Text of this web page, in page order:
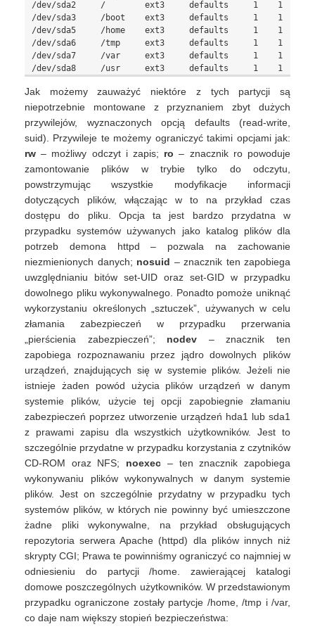
/dev/sda2     /        ext3     defaults     1    1
/dev/sda3     /boot    ext3     defaults     1    1
/dev/sda5     /home    ext3     defaults     1    1
/dev/sda6     /tmp     ext3     defaults     1    1
/dev/sda7     /var     ext3     defaults     1    1
Jak możemy zauważyć niektóre z tych partycji są
niepotrzebnie montowane z przyznaniem zbyt dużych
przywilejów, wyznaczonych opcją defaults (read-write,
suid). Przywileje te możemy ograniczyć takimi opcjami jak:
rw – możliwy odczyt i zapis; ro – znacznik ro powoduje
zamontowanie plików w trybie tylko do odczytu,
powstrzymując wszystkie modyfikacje informacji
dotyczących plików, włączając w to na przykład czas
dostępu do pliku. Opcja ta jest bardzo przydatna w
przypadku systemów używanych jako katalog plików dla
potrzeb demona httpd – pozwala na zachowanie
niezmienionych danych; nosuid – znacznik ten zapobiega
uwzględnianiu bitów set-UID oraz set-GID w przypadku
dowolnego pliku wykonywalnego. Ponadto pomoże uniknąć
wykorzystaniu określonych „sztuczek”, używanych w celu
złamania zabezpieczeń w przypadku przerwania
„pierścienia zabezpieczeń”; nodev – znacznik ten
zapobiega rozpoznawaniu przez jądro dowolnych plików
urządzeń, znajdujących się w systemie plików. Jeżeli nie
istnieje żaden powód użycia plików urządzeń w danym
systemie plików, użycie tej opcji zapobiegnie złamaniu
zabezpieczeń poprzez utworzenie urządzeń hda1 lub sda1
z prawami zapisu dla wszystkich użytkowników. Jest to
szczególnie przydatne w przypadku korzystania z czytników
CD-ROM oraz NFS; noexec – ten znacznik zapobiega
wykonywaniu plików wykonywalnych w danym systemie
plików. Jest on szczególnie przydatny w przypadku tych
systemów plików, w których nie powinny być umieszczone
żadne pliki wykonywalne, na przykład obsługujących
repozytoria serwera Apache (httpd) dla plików innych niż
skrypty CGI; Prawa te powinniśmy ograniczyć co najmniej w
odniesieniu do partycji /home. zawierającej katalogi
domowe poszczególnych użytkowników. W przedstawionym
przypadku ograniczone zostały partycje /home, /tmp i /var,
co daje nam większy stopień bezpieczeństwa: